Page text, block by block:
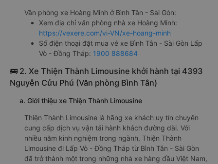
Văn phòng xe Hoàng Minh ở Bình Tân - Sài Gòn:
Xem địa chỉ văn phòng nhà xe Hoàng Minh:
https://vexere.com/vi-VN/xe-hoang-minh
Số điện thoại đặt mua vé xe Bình Tân - Sài Gòn Lấp
Vò - Đồng Tháp: 1900 888684
🚌 2. Xe Thiện Thành Limousine khởi hành tại 4393
Nguyễn Cửu Phú (Văn phòng Bình Tân)
a. Giới thiệu xe Thiện Thành Limousine
Thiện Thành Limousine là hãng xe khách uy tín chuyên
cung cấp dịch vụ vận tải hành khách đường dài. Với
nhiều năm kinh nghiệm trong ngành, Thiện Thành
Limousine đi Lấp Vò - Đồng Tháp từ Bình Tân - Sài Gòn
đã trở thành một trong những nhà xe hàng đầu Việt Nam,